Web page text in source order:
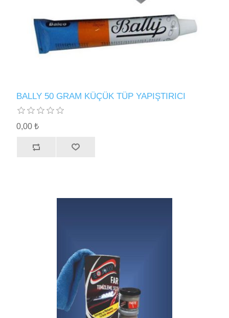
BALLY 50 GRAM KÜÇÜK TÜP YAPIŞTIRICI
0,00 ₺